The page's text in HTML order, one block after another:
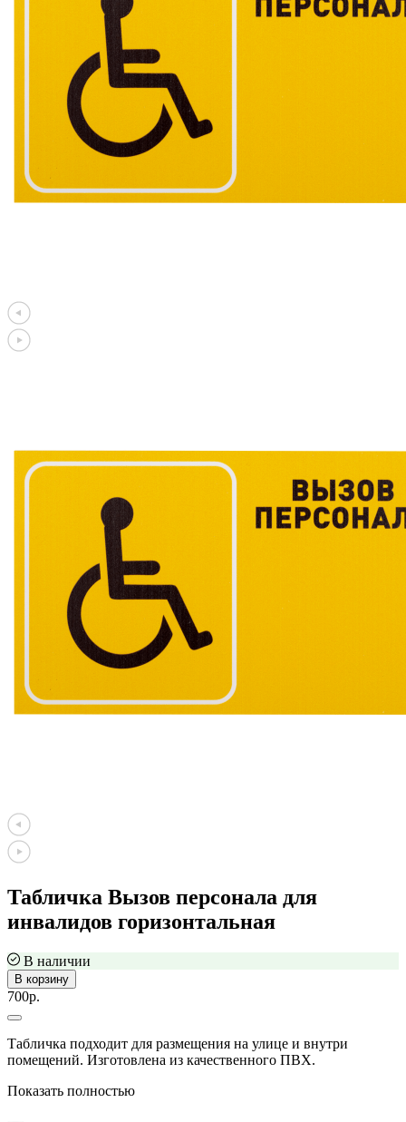
Табличка Вызов персонала для
инвалидов горизонтальная
В наличии
В корзину
700р.
Табличка подходит для размещения на улице и внутри
помещений. Изготовлена из качественного ПВХ.
Показать полностью